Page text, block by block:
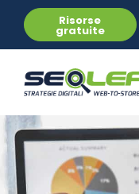
Risorse
gratuite